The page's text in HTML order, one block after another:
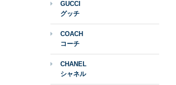
GUCCI
グッチ
COACH
コーチ
CHANEL
シャネル